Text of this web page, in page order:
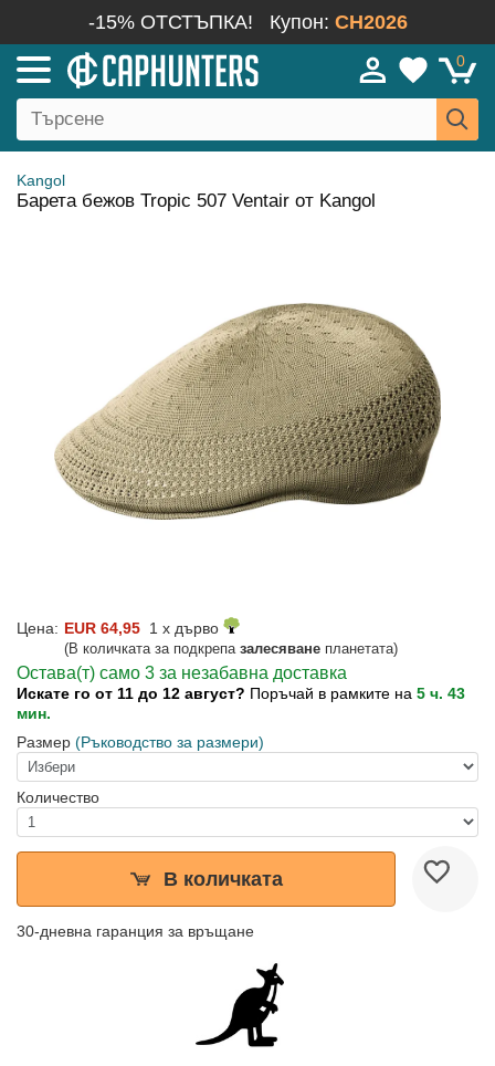
-15% ОТСТЪПКА! Купон: CH2026
0
Kangol
Барета бежов Tropic 507 Ventair от Kangol
Цена: EUR 64,95 1 x дърво
(В количката за подкрепа залесяване планетата)
Остава(т) само 3 за незабавна доставка
Искате го от 11 до 12 август? Поръчай в рамките на 5 ч. 43
мин.
Размер (Ръководство за размери)
Количество
В количката
30-дневна гаранция за връщане